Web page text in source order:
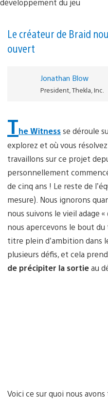
Le créateur de Braid
ouvert
Jonathan Blow
President, Thekla, Inc.
The Witnessse déroule
explorez et où vous
travaillons sur ce projet
personnellement
de cinq ans ! Le reste de
mesure). Nous ignorons
nous suivons le vieil adage
nous apercevons le bout
titre plein d’ambition dans
plusieurs défis, et cela
de précipiter la sortieau
Voici ce sur quoi nous